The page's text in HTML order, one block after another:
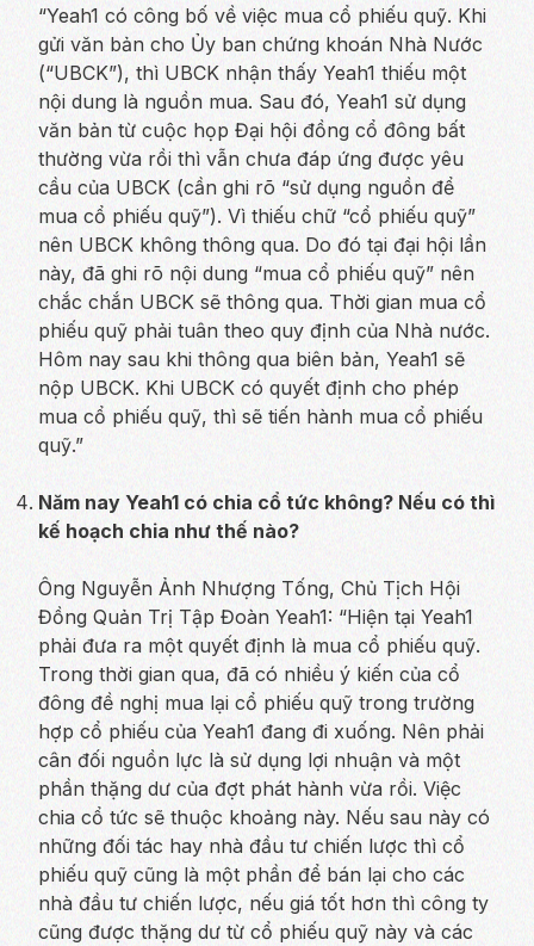
“Yeah1 có công bố về việc mua cổ phiếu quỹ. Khi
gửi văn bản cho Ủy ban chứng khoán Nhà Nước
(“UBCK”), thì UBCK nhận thấy Yeah1 thiếu một
nội dung là nguồn mua. Sau đó, Yeah1 sử dụng
văn bản từ cuộc họp Đại hội đồng cổ đông bất
thường vừa rồi thì vẫn chưa đáp ứng được yêu
cầu của UBCK (cần ghi rõ “sử dụng nguồn để
mua cổ phiếu quỹ”). Vì thiếu chữ “cổ phiếu quỹ”
nên UBCK không thông qua. Do đó tại đại hội lần
này, đã ghi rõ nội dung “mua cổ phiếu quỹ” nên
chắc chắn UBCK sẽ thông qua. Thời gian mua cổ
phiếu quỹ phải tuân theo quy định của Nhà nước.
Hôm nay sau khi thông qua biên bản, Yeah1 sẽ
nộp UBCK. Khi UBCK có quyết định cho phép
mua cổ phiếu quỹ, thì sẽ tiến hành mua cổ phiếu
quỹ.”
Năm nay Yeah1 có chia cổ tức không? Nếu có thì
kế hoạch chia như thế nào?
Ông Nguyễn Ảnh Nhượng Tống, Chủ Tịch Hội
Đồng Quản Trị Tập Đoàn Yeah1: “Hiện tại Yeah1
phải đưa ra một quyết định là mua cổ phiếu quỹ.
Trong thời gian qua, đã có nhiều ý kiến của cổ
đông đề nghị mua lại cổ phiếu quỹ trong trường
hợp cổ phiếu của Yeah1 đang đi xuống. Nên phải
cân đối nguồn lực là sử dụng lợi nhuận và một
phần thặng dư của đợt phát hành vừa rồi. Việc
chia cổ tức sẽ thuộc khoảng này. Nếu sau này có
những đối tác hay nhà đầu tư chiến lược thì cổ
phiếu quỹ cũng là một phần để bán lại cho các
nhà đầu tư chiến lược, nếu giá tốt hơn thì công ty
cũng được thặng dư từ cổ phiếu quỹ này và các